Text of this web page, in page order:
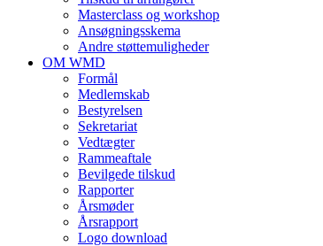
Masterclass og workshop
Ansøgningsskema
Andre støttemuligheder
OM WMD
Formål
Medlemskab
Bestyrelsen
Sekretariat
Vedtægter
Rammeaftale
Bevilgede tilskud
Rapporter
Årsmøder
Årsrapport
Logo download